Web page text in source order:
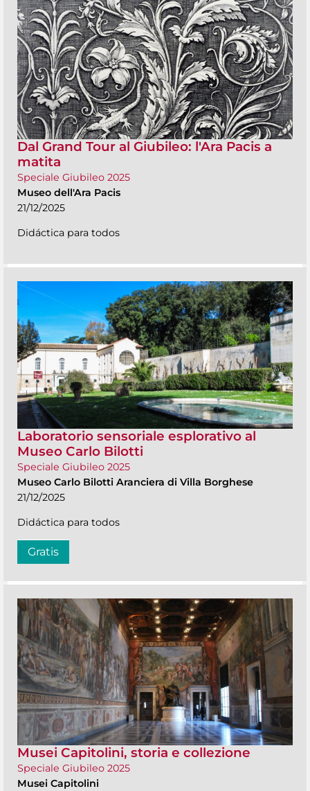
Dal Grand Tour al Giubileo: l'Ara Pacis a
matita
Speciale Giubileo 2025
Museo dell'Ara Pacis
21/12/2025
Didáctica para todos
Laboratorio sensoriale esplorativo al
Museo Carlo Bilotti
Speciale Giubileo 2025
Museo Carlo Bilotti Aranciera di Villa Borghese
21/12/2025
Didáctica para todos
Gratis
Musei Capitolini, storia e collezione
Speciale Giubileo 2025
Musei Capitolini